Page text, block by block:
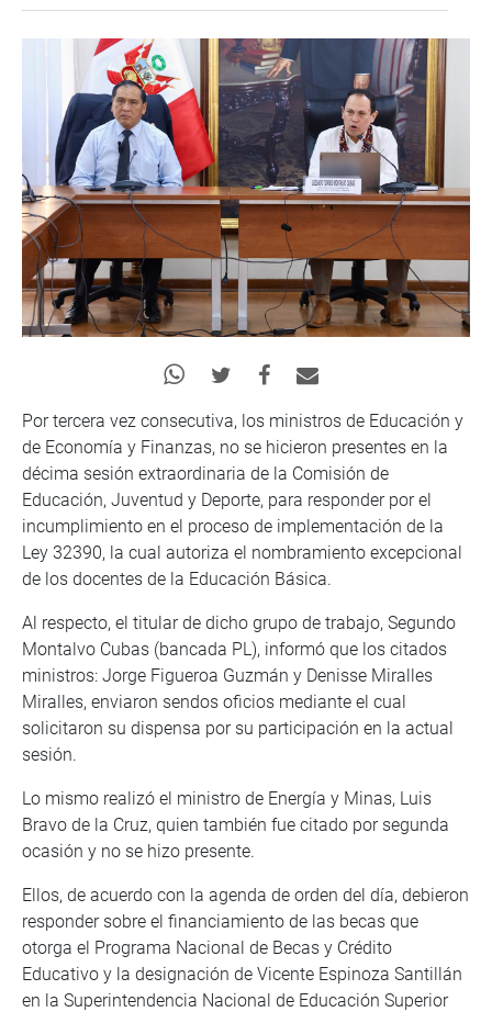
Por tercera vez consecutiva, los ministros de Educación y
de Economía y Finanzas, no se hicieron presentes en la
décima sesión extraordinaria de la Comisión de
Educación, Juventud y Deporte, para responder por el
incumplimiento en el proceso de implementación de la
Ley 32390, la cual autoriza el nombramiento excepcional
de los docentes de la Educación Básica.
Al respecto, el titular de dicho grupo de trabajo, Segundo
Montalvo Cubas (bancada PL), informó que los citados
ministros: Jorge Figueroa Guzmán y Denisse Miralles
Miralles, enviaron sendos oficios mediante el cual
solicitaron su dispensa por su participación en la actual
sesión.
Lo mismo realizó el ministro de Energía y Minas, Luis
Bravo de la Cruz, quien también fue citado por segunda
ocasión y no se hizo presente.
Ellos, de acuerdo con la agenda de orden del día, debieron
responder sobre el financiamiento de las becas que
otorga el Programa Nacional de Becas y Crédito
Educativo y la designación de Vicente Espinoza Santillán
en la Superintendencia Nacional de Educación Superior